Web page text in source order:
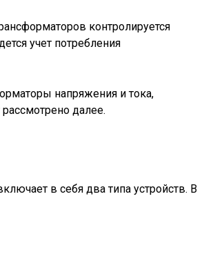
контролируется
учет потребления
напряжения и тока,
далее.
в себя два типа устройств. В